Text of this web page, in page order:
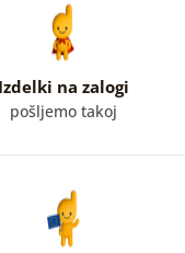
Izdelki na zalogi
pošljemo takoj